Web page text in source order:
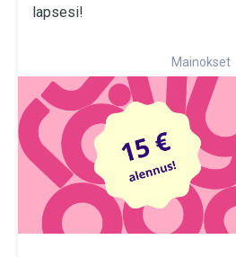
lapsesi!
Mainokset